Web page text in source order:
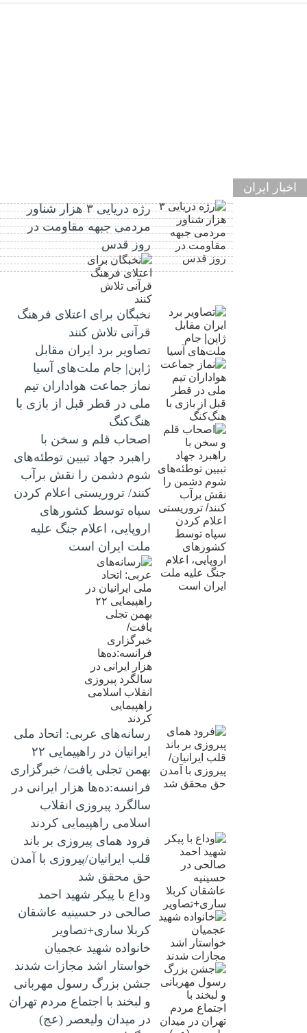
اخبار ایران
رژه دریایی ۳ هزار شناور
مردمی جبهه مقاومت در
روز قدس
نخبگان برای اعتلای فرهنگ
قرآنی تلاش کنند
تصاویر برد ایران مقابل
ژاپن| جام ملت‌های آسیا
نماز جماعت هواداران تیم
ملی در قطر قبل از بازی با
هنگ‌کنگ
اصحاب قلم و سخن با
راهبرد جهاد تبیین توطئه‌های
شوم دشمن را نقش برآب
کنند/ تروریستی اعلام کردن
سپاه توسط کشورهای
اروپایی، اعلام جنگ علیه
ملت ایران است
رسانه‌های عربی: اتحاد ملی
ایرانیان در راهپیمایی ۲۲
بهمن تجلی یافت/ خبرگزاری
فرانسه:ده‌ها هزار ایرانی در
سالگرد پیروزی انقلاب
اسلامی راهپیمایی کردند
فرود همای پیروزی بر باند
قلب ایرانیان/پیروزی با آمدن
حق محقق شد
وداع با پیکر شهید احمد
صالحی‌ در حسینیه عاشقان
کربلا ساری+تصاویر
خانواده شهید عجمیان
خواستار اشد مجازات شدند
جشن بزرگ رسول مهربانی
و لبخند با اجتماع مردم تهران
در میدان ولیعصر (عج)